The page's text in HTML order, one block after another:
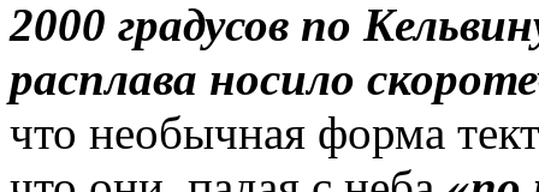
2000 градусов по
расплава носило
что необычная форма